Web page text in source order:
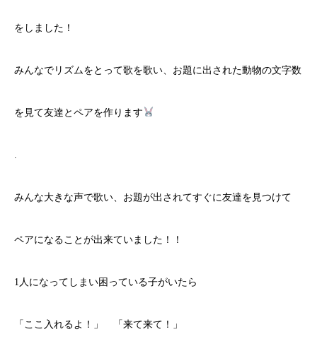
をしました！
みんなでリズムをとって歌を歌い、お題に出された動物の文字数
を見て友達とペアを作ります
.
みんな大きな声で歌い、お題が出されてすぐに友達を見つけて
ペアになることが出来ていました！！
1人になってしまい困っている子がいたら
「ここ入れるよ！」 「来て来て！」